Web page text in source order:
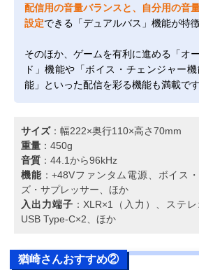
配信用の音量バランスと、自分用の音
設定できる「デュアルバス」機能が特徴
そのほか、ゲームを有利に進める「オ
ド」機能や「ボイス・チェンジャー
能」といった配信を彩る機能も満載です
サイズ：幅222×奥行110×高さ70mm
重量 ：450g
音質 ：44.1から96kHz
機能：+48Vファンタム電源、ボイス
ズ・サプレッサー、ほか
入出力端子 ：XLR×1（入力）、ステ
USB Type-C×2、ほか
猶崎さんおすすめ②